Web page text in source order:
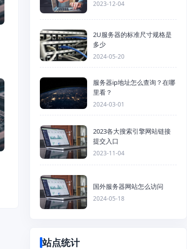
2023-12-04
2U服务器的标准尺寸规格是
多少
2024-05-20
服务器ip地址怎么查询？在哪
里看？
2024-03-01
2023各大搜索引擎网站链接
提交入口
2023-11-04
国外服务器网站怎么访问
2024-05-18
站点统计